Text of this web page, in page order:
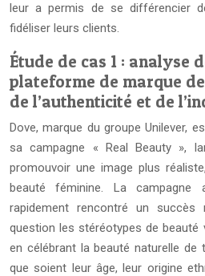
leur a permis de se différencier
fidéliser leurs clients.
Étude de cas 1 : analyse
plateforme de marque
de l’authenticité et de
Dove, marque du groupe Unilever,
sa campagne « Real Beauty »,
promouvoir une image plus
beauté féminine. La
rapidement rencontré un succès
question les stéréotypes de beauté
en célébrant la beauté naturelle de
que soient leur âge, leur origine